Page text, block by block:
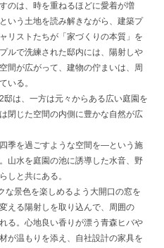
のは、時を重ねるほどに愛着が増
いう土地を読み解きながら、建築プ
リストたちが「家づくりの本質」を
ルで洗練された邸内には、陽射しや
間が広がって、建物の佇まいは、周
いる。
は、一方は元々からある広い庭園を
閉じた空間の内側に豊かな自然が広
季を過ごすような空間を―という施
山水を庭園の池に誘導した水音、野
しと共にある。
景色を楽しめるよう大開口の窓を
える陽射しを取り込んで、周囲の
る。心地良い香りが漂う青森ヒバや
が温もりを添え、自社設計の家具を